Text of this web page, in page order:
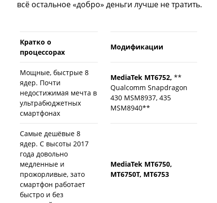
всё остальное «добро» деньги лучше не тратить.
Кратко о
процессорах
Модификации
Мощные, быстрые 8
ядер. Почти
недостижимая мечта в
ультрабюджетных
смартфонах
MediaTek MT6752, **
Qualcomm Snapdragon
430 MSM8937, 435
MSM8940**
Самые дешёвые 8
ядер. С высоты 2017
года довольно
медленные и
прожорливые, зато
смартфон работает
быстро и без
MediaTek MT6750,
MT6750T, MT6753